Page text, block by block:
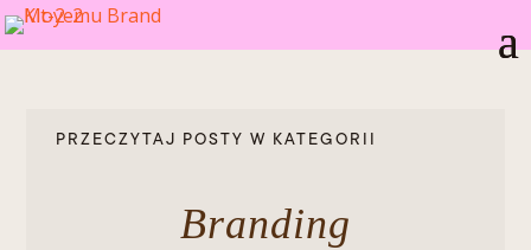
PRZECZYTAJ POSTY W KATEGORII
Branding